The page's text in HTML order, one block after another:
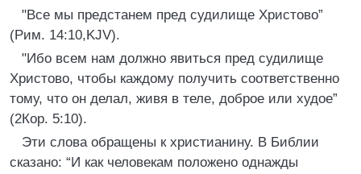
"Все мы предстанем пред судилище Христово”
(Рим. 14:10,KJV).
"Ибо всем нам должно явиться пред судилище
Христово, чтобы каждому получить соответственно
тому, что он делал, живя в теле, доброе или худое”
(2Кор. 5:10).
Эти слова обращены к христианину. В Библии
сказано: “И как человекам положено однажды